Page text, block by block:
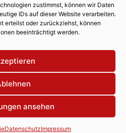
zustimmst, können wir Daten
IDs auf dieser Website verarbeiten.
erteilst oder zurückziehst, können
beeinträchtigt werden.
ansehen
DatenschutzImpressum